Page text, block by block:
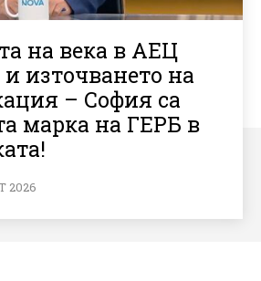
на века в АЕЦ
източването на
– София са
марка на ГЕРБ в
2026